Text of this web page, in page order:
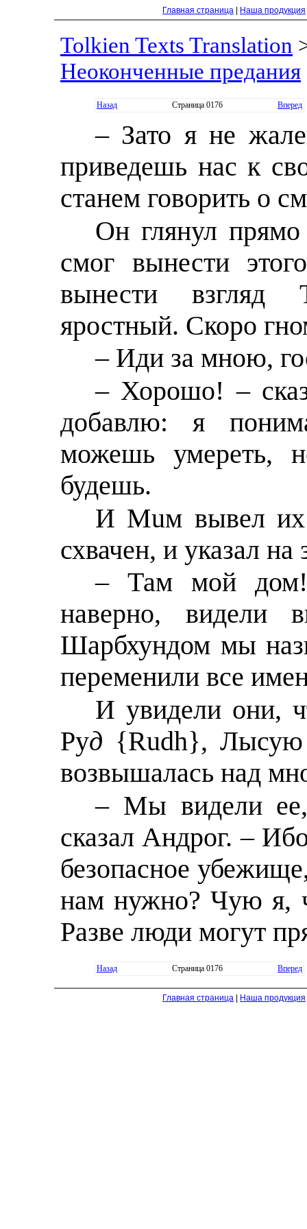
Главная страница Наша продукция
Tolkien Texts Translation
Неоконченные предания
Назад Страница 0176 Вперед
– Зато я не
приведешь нас к
станем говорить о
Он глянул
смог вынести
вынести взгляд
яростный. Скоро
– Иди за мною,
– Хорошо! –
добавлю: я
можешь умереть,
будешь.
И Мuм вывел их
схвачен, и указал на
– Там мой
наверно,
Шарбхундом мы
переменили все
И увидели они,
Рyд {Rudh}, Лысую
возвышалась над
– Мы видели
сказал Андрoг. –
безопасное
нам нужно? Чую я,
Разве люди могут
Назад Страница 0176 Вперед
Главная страница | Наша продукция